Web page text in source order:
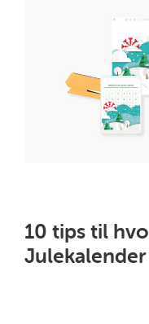
10 tips til
Julekalender